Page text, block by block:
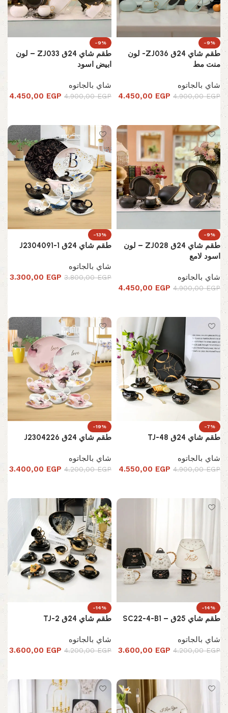
-9%
طقم شاي 24ق ZJ036- لون
منت مط
شاي بالجاتوه
4.900,00EGP
4.450,00 EGP
-9%
طقم شاي 24ق ZJ033 – لون
ابيض اسود
شاي بالجاتوه
4.900,00EGP
4.450,00 EGP
-9%
طقم شاي 24ق ZJ028 – لون
اسود لامع
شاي بالجاتوه
4.900,00EGP
4.450,00 EGP
-13%
طقم شاي 24ق J2304091-1
شاي بالجاتوه
3.800,00EGP
3.300,00 EGP
-7%
طقم شاي 24ق TJ-48
شاي بالجاتوه
4.900,00EGP
4.550,00 EGP
-19%
طقم شاي 24ق J2304226
شاي بالجاتوه
4.200,00EGP
3.400,00 EGP
-14%
طقم شاي 25ق – SC22-4-B1
شاي بالجاتوه
4.200,00EGP
3.600,00 EGP
-14%
طقم شاي 24ق TJ-2
شاي بالجاتوه
4.200,00EGP
3.600,00 EGP